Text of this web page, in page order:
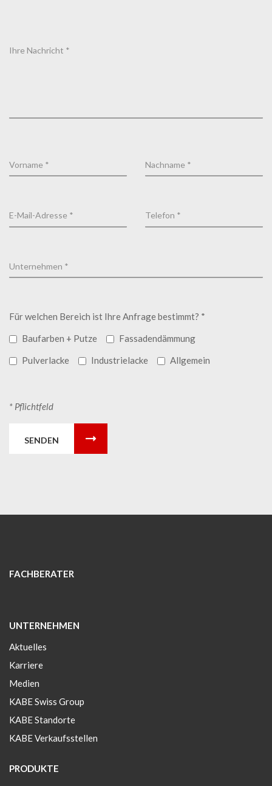
Für welchen Bereich ist Ihre Anfrage bestimmt? *
Baufarben + Putze
Fassadendämmung
Pulverlacke
Industrielacke Allgemein
* Pflichtfeld
SENDEN
FACHBERATER
UNTERNEHMEN
Aktuelles
Karriere
Medien
KABE Swiss Group
KABE Standorte
KABE Verkaufsstellen
PRODUKTE